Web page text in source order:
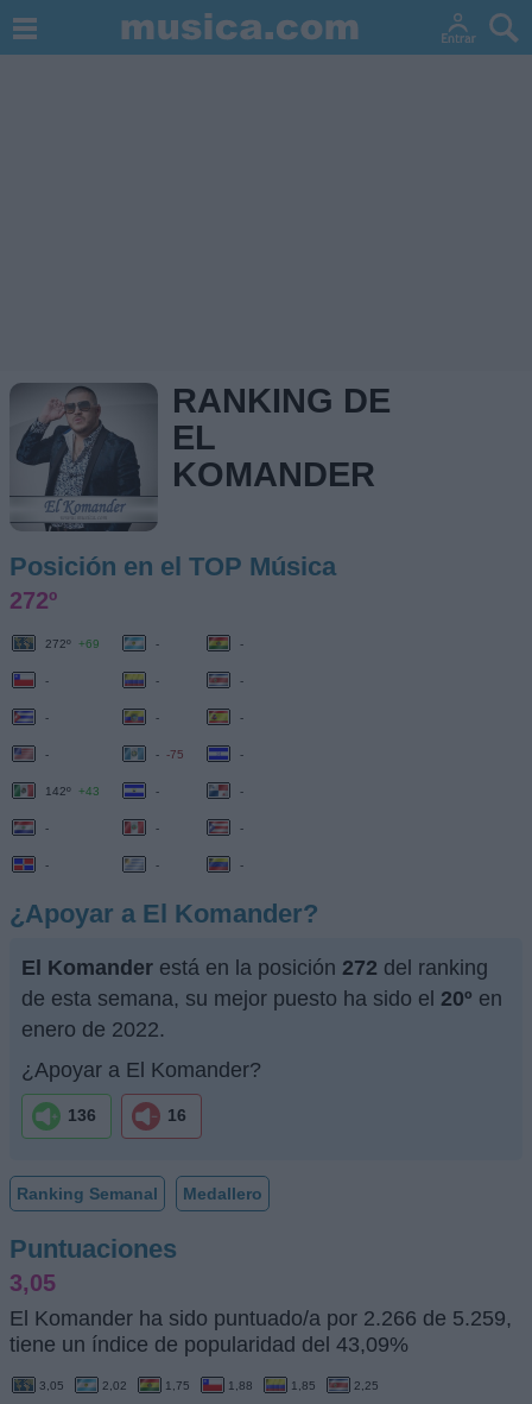
RANKING DE
EL
KOMANDER
Posición en el TOP Música
272º
272º +69 - -
- - -
- - -
- - -75 -
142º +43 - -
- - -
- - -
¿Apoyar a El Komander?
El Komander está en la posición 272 del ranking
de esta semana, su mejor puesto ha sido el 20º en
enero de 2022.
¿Apoyar a El Komander?
136 16
Ranking Semanal Medallero
Puntuaciones
3,05
El Komander ha sido puntuado/a por 2.266 de 5.259,
tiene un índice de popularidad del 43,09%
3,05 2,02 1,75 1,88 1,85 2,25